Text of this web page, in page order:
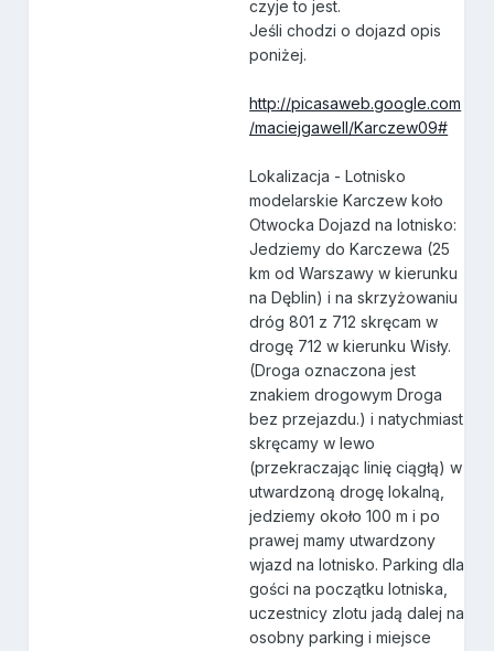
czyje to jest.
Jeśli chodzi o dojazd opis
poniżej.
http://picasaweb.google.com
/maciejgawell/Karczew09#
Lokalizacja - Lotnisko
modelarskie Karczew koło
Otwocka Dojazd na lotnisko:
Jedziemy do Karczewa (25
km od Warszawy w kierunku
na Dęblin) i na skrzyżowaniu
dróg 801 z 712 skręcam w
drogę 712 w kierunku Wisły.
(Droga oznaczona jest
znakiem drogowym Droga
bez przejazdu.) i natychmiast
skręcamy w lewo
(przekraczając linię ciągłą) w
utwardzoną drogę lokalną,
jedziemy około 100 m i po
prawej mamy utwardzony
wjazd na lotnisko. Parking dla
gości na początku lotniska,
uczestnicy zlotu jadą dalej na
osobny parking i miejsce